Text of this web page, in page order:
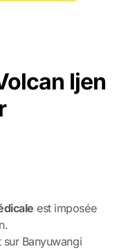
Ijen
est imposée
Banyuwangi